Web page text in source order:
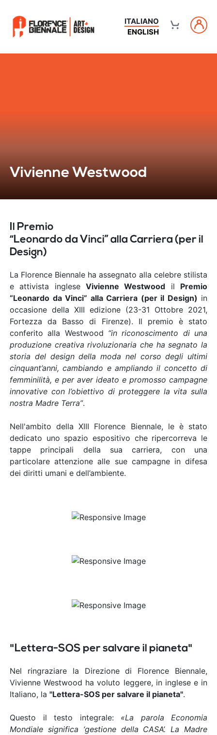
ITALIANO
ENGLISH
Vivienne Westwood
Il Premio
“Leonardo da Vinci” alla Carriera (per il
Design)
La Florence Biennale ha assegnato alla celebre stilista
e attivista inglese Vivienne Westwood il Premio
“Leonardo da Vinci” alla Carriera (per il Design) in
occasione della XIII edizione (23-31 Ottobre 2021,
Fortezza da Basso di Firenze). Il premio è stato
conferito alla Westwood “in riconoscimento di una
produzione creativa rivoluzionaria che ha segnato la
storia del design della moda nel corso degli ultimi
cinquant’anni, cambiando e ampliando il concetto di
femminilità, e per aver ideato e promosso campagne
innovative con l’obiettivo di proteggere la vita sulla
nostra Madre Terra”.
Nell'ambito della XIII Florence Biennale, le è stato
dedicato uno spazio espositivo che ripercorreva le
tappe principali della sua carriera, con una
particolare attenzione alle sue campagne in difesa
dei diritti umani e dell’ambiente.
"Lettera-SOS per salvare il pianeta"
Nel ringraziare la Direzione di Florence Biennale,
Vivienne Westwood ha voluto leggere, in inglese e in
Italiano, la "Lettera-SOS per salvare il pianeta".
Questo il testo integrale: «La parola Economia
Mondiale significa ‘gestione della CASA’. La Madre